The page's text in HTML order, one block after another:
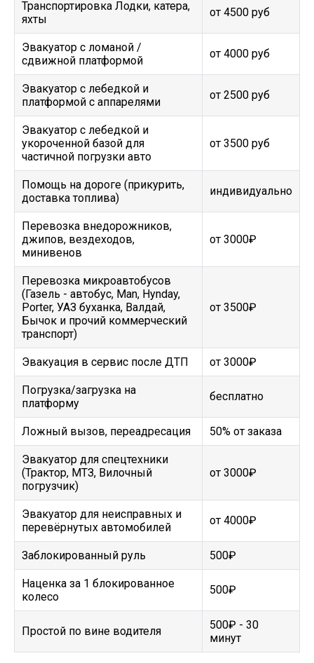
Транспортировка Лодки, катера,
яхты
от 4500 руб
Эвакуатор c ломаной /
сдвижной платформой
от 4000 руб
Эвакуатор с лебедкой и
платформой с аппарелями
от 2500 руб
Эвакуатор с лебедкой и
укороченной базой для
частичной погрузки авто
от 3500 руб
Помощь на дороге (прикурить,
доставка топлива)
индивидуально
Перевозка внедорожников,
джипов, вездеходов,
минивенов
от 3000₽
Перевозка микроавтобусов
(Газель - автобус, Man, Hynday,
Porter, УАЗ буханка, Валдай,
Бычок и прочий коммерческий
транспорт)
от 3500₽
Эвакуация в сервис после ДТП от 3000₽
Погрузка/загрузка на
платформу
бесплатно
Ложный вызов, переадресация 50% от заказа
Эвакуатор для спецтехники
(Трактор, МТЗ, Вилочный
погрузчик)
от 3000₽
Эвакуатор для неисправных и
перевёрнутых автомобилей
от 4000₽
Заблокированный руль 500₽
Наценка за 1 блокированное
колесо
500₽
Простой по вине водителя
500₽ - 30
минут